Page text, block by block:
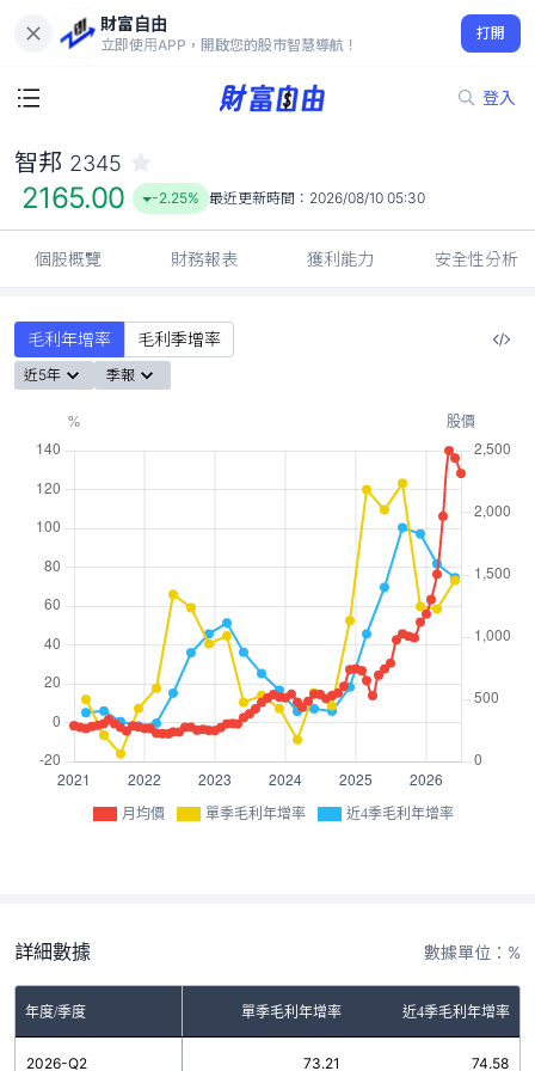
財富自由
立即使用APP，開啟您的股市智慧導航！
打開
登入
2165.00
-2.25%
智邦 2345
2165.00 -2.25% 最近更新時間： 2026/08/10 05:30
個股概覽 財務報表 獲利能力 安全性分析
毛利年增率 毛利季增率
近5年 季報
月均價 單季毛利年增率 近4季毛利年增率
詳細數據 數據單位：%
年度/季度 單季毛利年增率 近4季毛利年增率
2026-Q2 73.21 74.58